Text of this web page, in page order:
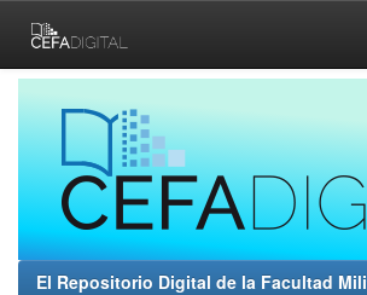
navigation
El Repositorio Digital de la Facultad